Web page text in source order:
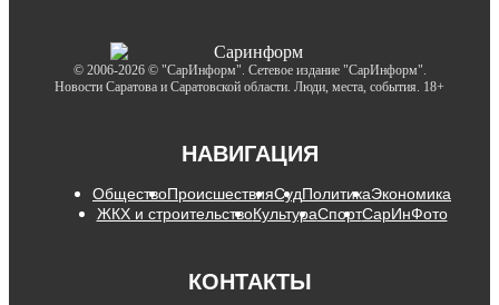
© 2006-2026 © "СарИнформ". Сетевое издание "СарИнформ".
Новости Саратова и Саратовской области. Люди, места, события. 18+
НАВИГАЦИЯ
ОбществоПроисшествияСудПолитикаЭкономика
ЖКХ и строительствоКультураСпортСарИнФото
КОНТАКТЫ